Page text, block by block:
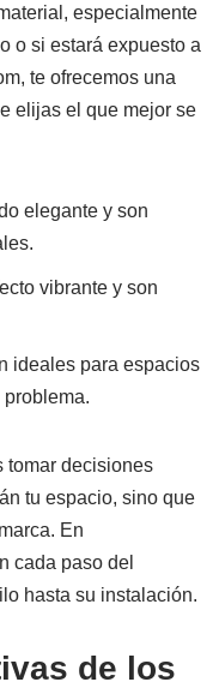
especialmente
o si estará expuesto a
te ofrecemos una
elijas el que mejor se
elegante y son
vibrante y son
ideales para espacios
tomar decisiones
tu espacio, sino que
En
cada paso del
hasta su instalación.
de los